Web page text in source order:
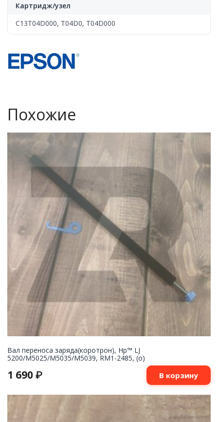
Картридж/узел
C13T04D000, T04D0, T04D000
Похожие
Вал переноса заряда(коротрон), Hp™ LJ
5200/M5025/M5035/M5039, RM1-2485, (о)
1 690 ₽ В корзину